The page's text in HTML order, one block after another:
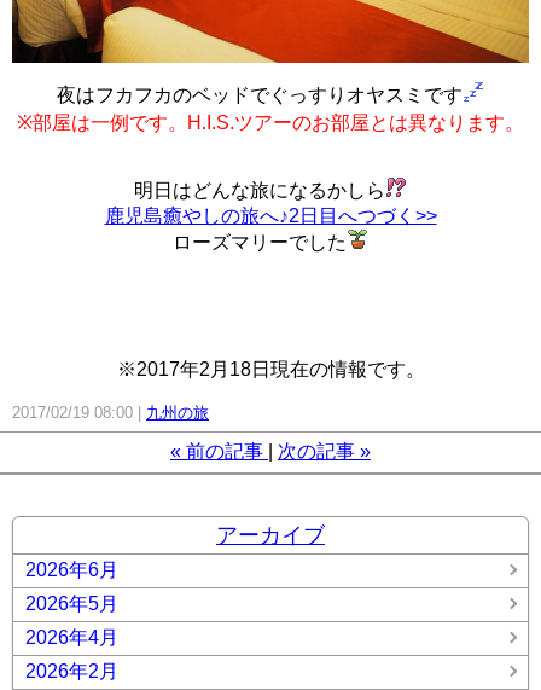
夜はフカフカのベッドでぐっすりオヤスミです
※部屋は一例です。H.I.S.ツアーのお部屋とは異なります。
明日はどんな旅になるかしら
鹿児島癒やしの旅へ♪2日目へつづく>>
ローズマリーでした
※2017年2月18日現在の情報です。
2017/02/19 08:00 九州の旅
« 前の記事 次の記事 »
アーカイブ
2026年6月
2026年5月
2026年4月
2026年2月